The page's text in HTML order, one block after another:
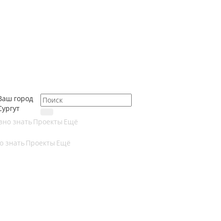
город
знатьПроекты Ещё
знатьПроекты Ещё